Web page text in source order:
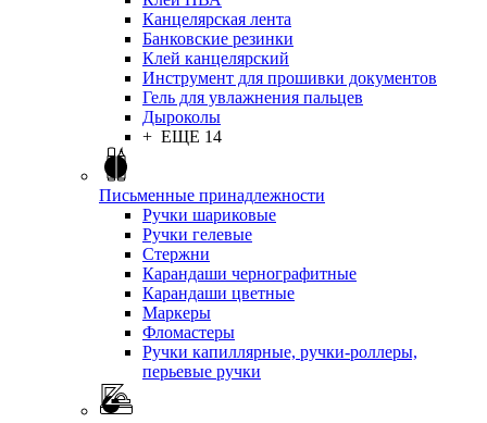
Канцелярская лента
Банковские резинки
Клей канцелярский
Инструмент для прошивки документов
Гель для увлажнения пальцев
Дыроколы
+ ЕЩЕ 14
Письменные принадлежности
Ручки шариковые
Ручки гелевые
Стержни
Карандаши чернографитные
Карандаши цветные
Маркеры
Фломастеры
Ручки капиллярные, ручки-роллеры,
перьевые ручки